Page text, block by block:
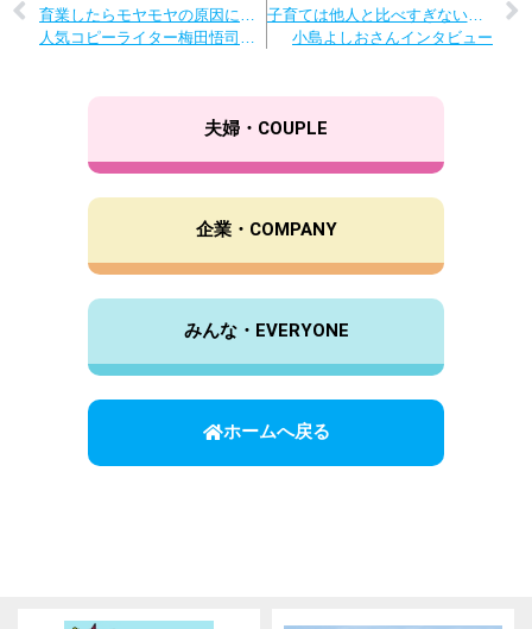
育業したらモヤモヤの原因に気づいた！
人気コピーライター梅田悟司さんが「名もなき家事」に名前をつけたワケ
子育ては他人と比べすぎない「ピーヤ」と「ダイジョブダイジョブ」の精神で！
小島よしおさんインタビュー
夫婦・COUPLE
企業・COMPANY
みんな・EVERYONE
ホームへ戻る